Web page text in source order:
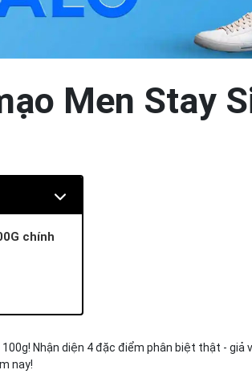
Men Stay
chính
hãng
Stay
Nhận diện 4 đặc điểm phân biệt thật - giả
nay!